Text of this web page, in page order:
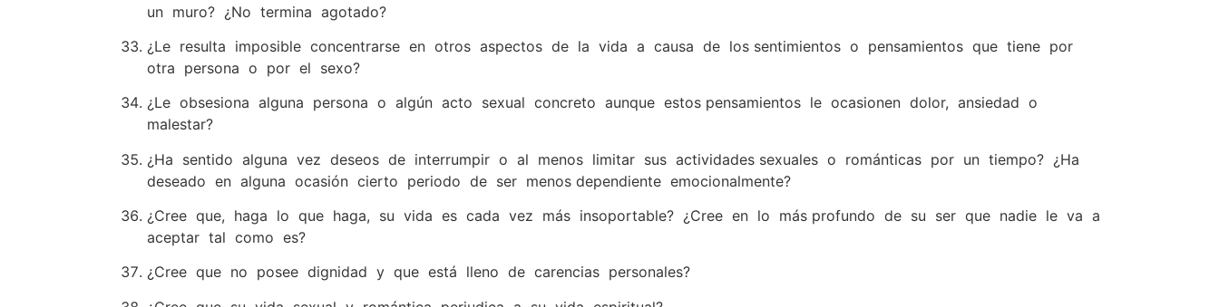
un muro? ¿No termina agotado?
¿Le resulta imposible concentrarse en otros aspectos de la vida a causa de los sentimientos o pensamientos que tiene por
otra persona o por el sexo?
¿Le obsesiona alguna persona o algún acto sexual concreto aunque estos pensamientos le ocasionen dolor, ansiedad o
malestar?
¿Ha sentido alguna vez deseos de interrumpir o al menos limitar sus actividades sexuales o románticas por un tiempo? ¿Ha
deseado en alguna ocasión cierto periodo de ser menos dependiente emocionalmente?
¿Cree que, haga lo que haga, su vida es cada vez más insoportable? ¿Cree en lo más profundo de su ser que nadie le va a
aceptar tal como es?
¿Cree que no posee dignidad y que está lleno de carencias personales?